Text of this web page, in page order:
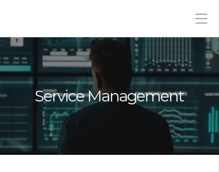
Service Management